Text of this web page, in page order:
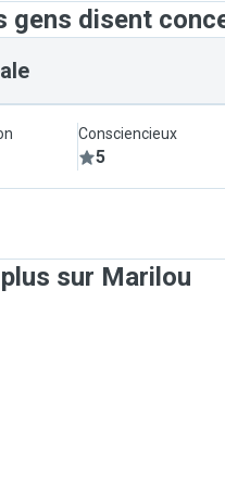
gens disent
Consciencieux
5
sur Marilou